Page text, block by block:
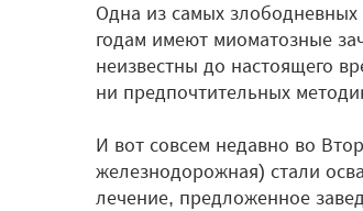
Одна из самых
годам имеют миоматозные
неизвестны до настоящего
ни предпочтительных
И вот совсем недавно во
железнодорожная) стали
лечение, предложенное